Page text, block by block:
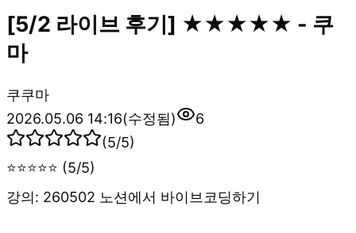
[5/2 라이브 후기] ★★★★★ - 쿠
마
쿠쿠마
2026.05.06 14:16(수정됨)
6
(5/5)
⭐⭐⭐⭐⭐ (5/5)
강의: 260502 노션에서 바이브코딩하기